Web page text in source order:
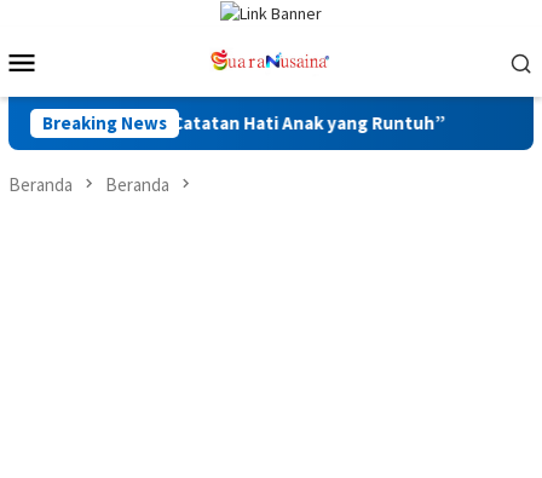
konten
Mobile
Breaking News
“Catatan Hati Anak yang Runtuh” Kunker ke
Beranda Beranda